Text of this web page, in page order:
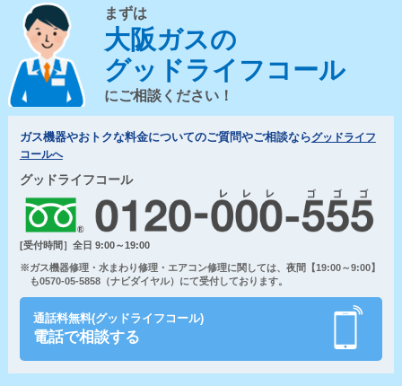
まずは
大阪ガスの
グッドライフコール
にご相談ください！
ガス機器やおトクな料金についてのご質問やご相談ならグッドライフ
コールへ
グッドライフコール
[受付時間］全日 9:00～19:00
※ガス機器修理・水まわり修理・エアコン修理に関しては、夜間【19:00～9:00】
も0570-05-5858（ナビダイヤル）にて受付しております。
通話料無料(グッドライフコール)
電話で相談する